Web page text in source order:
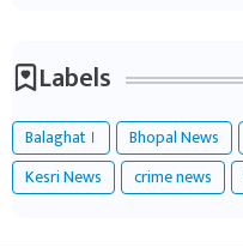
Labels
Balaghat । Bhopal News
Kesri News
crime news